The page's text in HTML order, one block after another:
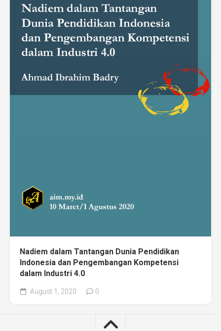
Nadiem dalam Tantangan Dunia Pendidikan
Indonesia dan Pengembangan Kompetensi
dalam Industri 4.0
August 1, 2020 0